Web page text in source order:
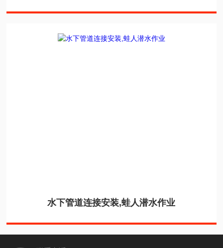
水下管道连接安装,蛙人潜水作业